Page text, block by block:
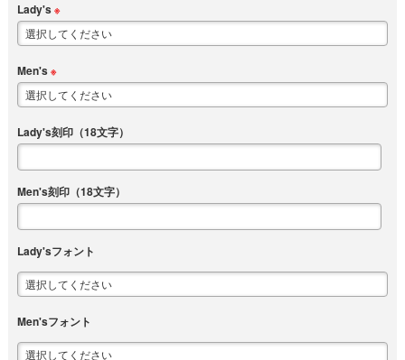
Lady's※
Men's※
Lady's刻印（18文字）
Men's刻印（18文字）
Lady'sフォント
Men'sフォント